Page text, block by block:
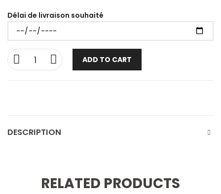
Délai de livraison souhaité
ADD TO CART
DESCRIPTION
RELATED PRODUCTS